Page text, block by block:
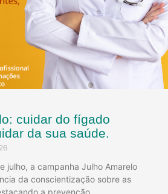
cuidar do fígado
da sua saúde.
julho, a campanha Julho Amarelo
da conscientização sobre as